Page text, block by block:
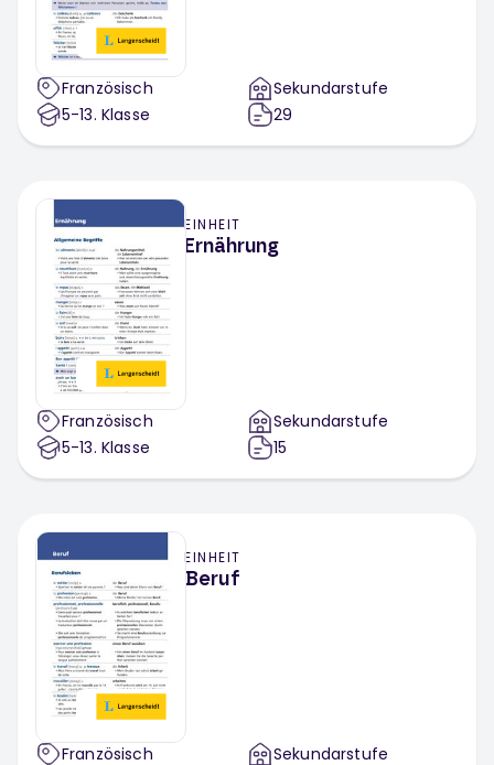
Französisch
5-13. Klasse
Sekundarstufe
29
EINHEIT
Ernährung
Französisch
5-13. Klasse
Sekundarstufe
15
EINHEIT
Beruf
Französisch Sekundarstufe